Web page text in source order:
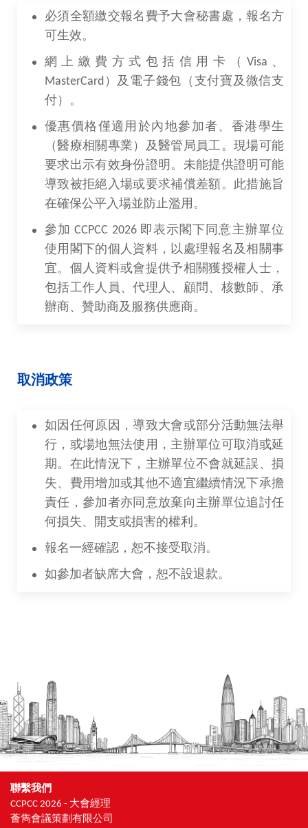
必須全額繳交報名費予大會秘書處，報名方
可生效。
網上繳費方式包括信用卡（Visa、
MasterCard）及電子錢包（支付寶及微信支
付）。
優惠價格僅適用於內地參加者、香港學生
（醫療相關專業）及醫管局員工。現場可能
要求出示有效身份證明。未能提供證明可能
導致被拒絕入場或要求補償差額。此措施旨
在確保公平入場並防止濫用。
參加 CCPCC 2026 即表示閣下同意主辦單位
使用閣下的個人資料，以處理報名及相關事
宜。個人資料或會提供予相關獲授權人士，
包括工作人員、代理人、顧問、核數師、承
辦商、贊助商及服務供應商。
取消政策
如因任何原因，導致大會或部分活動無法舉
行，或場地無法使用，主辦單位可取消或延
期。在此情況下，主辦單位不會就延誤、損
失、費用增加或其他不適宜繼續情況下承擔
責任，參加者亦同意放棄向主辦單位追討任
何損失、開支或損害的權利。
報名一經確認，恕不接受取消。
如參加者缺席大會，恕不設退款。
聯繫我們
CCPCC 2026 - 大會經理
薈雋會議策劃有限公司